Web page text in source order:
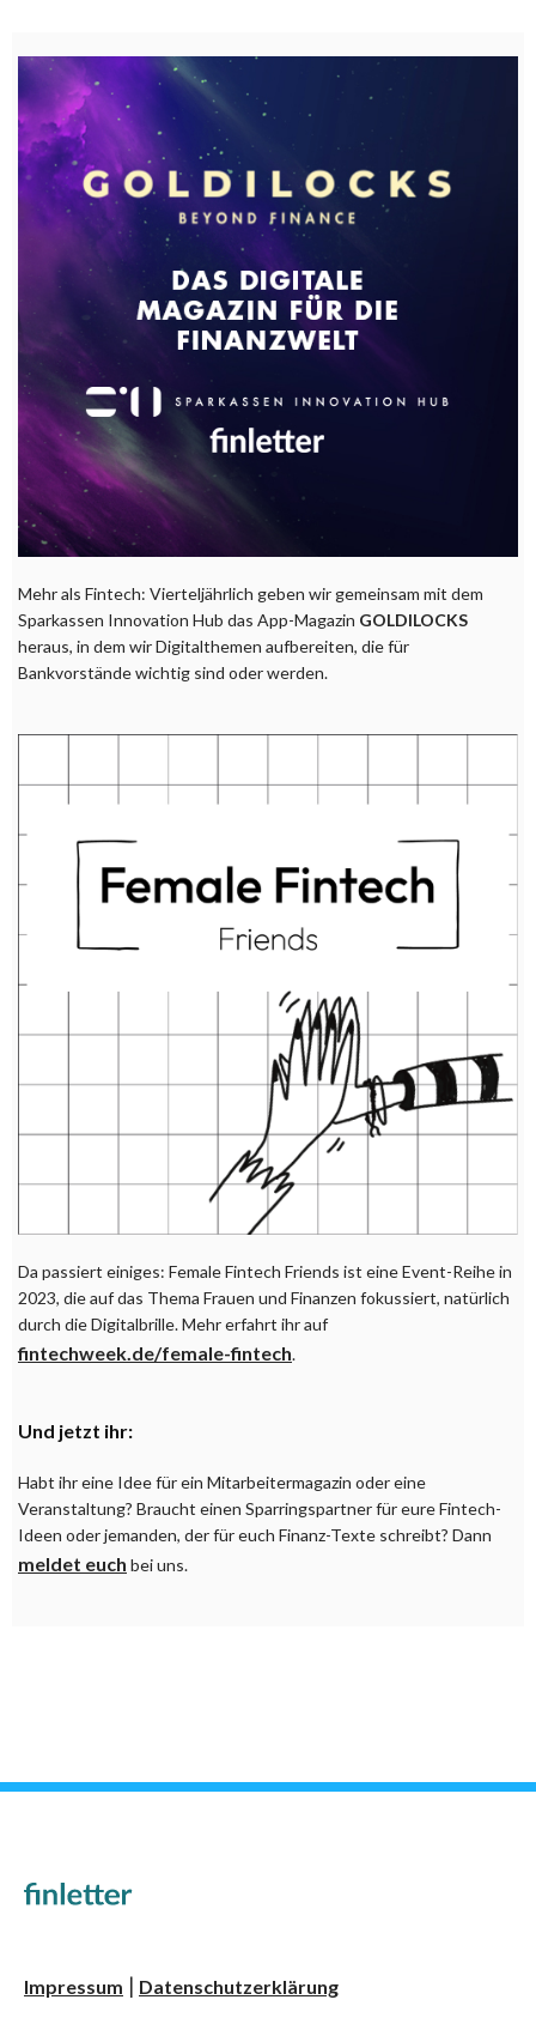
Mehr als Fintech: Vierteljährlich geben wir gemeinsam mit dem
Sparkassen Innovation Hub das App-Magazin GOLDILOCKS
heraus, in dem wir Digitalthemen aufbereiten, die für
Bankvorstände wichtig sind oder werden.
Da passiert einiges: Female Fintech Friends ist eine Event-Reihe in
2023, die auf das Thema Frauen und Finanzen fokussiert, natürlich
durch die Digitalbrille. Mehr erfahrt ihr auf
fintechweek.de/female-fintech.
Und jetzt ihr:
Habt ihr eine Idee für ein Mitarbeitermagazin oder eine
Veranstaltung? Braucht einen Sparringspartner für eure Fintech-
Ideen oder jemanden, der für euch Finanz-Texte schreibt? Dann
meldet euch bei uns.
Impressum Datenschutzerklärung